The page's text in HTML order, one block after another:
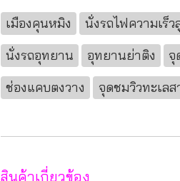
เมืองคุนหมิง นั่งรถไฟความเร็
นั่งรถอุทยาน
อุทยานย่าติง จุ
ช่องแคบตงวาง
จุดชมวิวทะเล
สินค้าเกี่ยวข้อง